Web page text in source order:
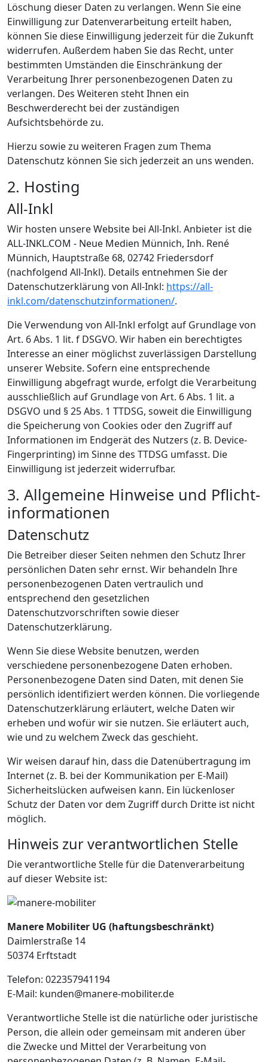
Löschung dieser Daten zu verlangen. Wenn Sie eine
Einwilligung zur Datenverarbeitung erteilt haben,
können Sie diese Einwilligung jederzeit für die Zukunft
widerrufen. Außerdem haben Sie das Recht, unter
bestimmten Umständen die Einschränkung der
Verarbeitung Ihrer personenbezogenen Daten zu
verlangen. Des Weiteren steht Ihnen ein
Beschwerderecht bei der zuständigen
Aufsichtsbehörde zu.
Hierzu sowie zu weiteren Fragen zum Thema
Datenschutz können Sie sich jederzeit an uns wenden.
2. Hosting
All-Inkl
Wir hosten unsere Website bei All-Inkl. Anbieter ist die
ALL-INKL.COM - Neue Medien Münnich, Inh. René
Münnich, Hauptstraße 68, 02742 Friedersdorf
(nachfolgend All-Inkl). Details entnehmen Sie der
Datenschutzerklärung von All-Inkl: https://all-
inkl.com/datenschutzinformationen/.
Die Verwendung von All-Inkl erfolgt auf Grundlage von
Art. 6 Abs. 1 lit. f DSGVO. Wir haben ein berechtigtes
Interesse an einer möglichst zuverlässigen Darstellung
unserer Website. Sofern eine entsprechende
Einwilligung abgefragt wurde, erfolgt die Verarbeitung
ausschließlich auf Grundlage von Art. 6 Abs. 1 lit. a
DSGVO und § 25 Abs. 1 TTDSG, soweit die Einwilligung
die Speicherung von Cookies oder den Zugriff auf
Informationen im Endgerät des Nutzers (z. B. Device-
Fingerprinting) im Sinne des TTDSG umfasst. Die
Einwilligung ist jederzeit widerrufbar.
3. Allgemeine Hinweise und Pflicht­
informationen
Datenschutz
Die Betreiber dieser Seiten nehmen den Schutz Ihrer
persönlichen Daten sehr ernst. Wir behandeln Ihre
personenbezogenen Daten vertraulich und
entsprechend den gesetzlichen
Datenschutzvorschriften sowie dieser
Datenschutzerklärung.
Wenn Sie diese Website benutzen, werden
verschiedene personenbezogene Daten erhoben.
Personenbezogene Daten sind Daten, mit denen Sie
persönlich identifiziert werden können. Die vorliegende
Datenschutzerklärung erläutert, welche Daten wir
erheben und wofür wir sie nutzen. Sie erläutert auch,
wie und zu welchem Zweck das geschieht.
Wir weisen darauf hin, dass die Datenübertragung im
Internet (z. B. bei der Kommunikation per E-Mail)
Sicherheitslücken aufweisen kann. Ein lückenloser
Schutz der Daten vor dem Zugriff durch Dritte ist nicht
möglich.
Hinweis zur verantwortlichen Stelle
Die verantwortliche Stelle für die Datenverarbeitung
auf dieser Website ist:
Manere Mobiliter UG (haftungsbeschränkt)
Daimlerstraße 14
50374 Erftstadt
Telefon: 022357941194
E-Mail: kunden@manere-mobiliter.de
Verantwortliche Stelle ist die natürliche oder juristische
Person, die allein oder gemeinsam mit anderen über
die Zwecke und Mittel der Verarbeitung von